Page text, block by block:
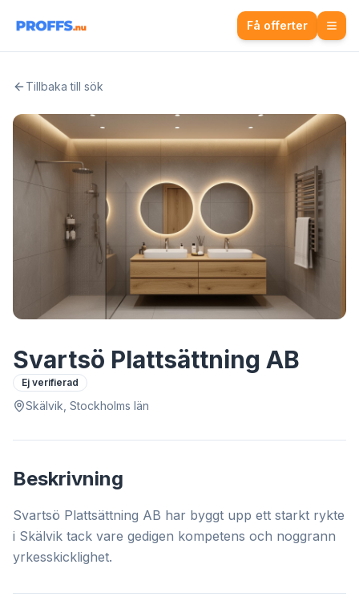
Få offerter
Tillbaka till sök
Svartsö Plattsättning AB
Ej verifierad
Skälvik, Stockholms län
Beskrivning
Svartsö Plattsättning AB har byggt upp ett starkt rykte
i Skälvik tack vare gedigen kompetens och noggrann
yrkesskicklighet.